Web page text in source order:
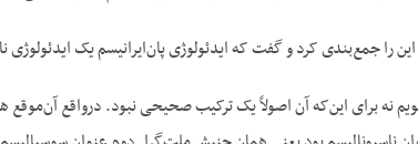
را جمع‌بندی کرد و گفت که ایدئولوژی پان‌ایرانیسم یک ایدئولوژی
نه برای این‌که آن اصولاً یک ترکیب صحیحی نبود. درواقع آن‌موقع